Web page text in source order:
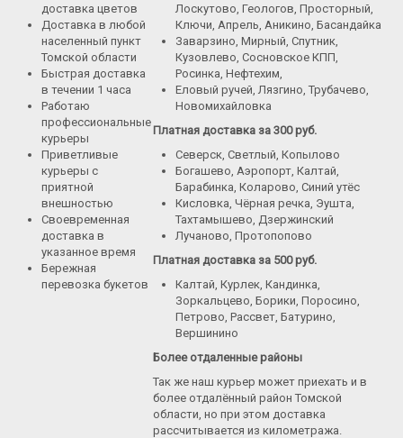
Букеты из маттиолы
Букеты из подсолнухов
Букеты из ромашек
Букеты из эустомы
Букеты с альстромерией
Букеты с гвоздикой
Летние букеты
Букеты сборные
Моно-букеты
Букеты с герберой
Букеты с тюльпанами
Букеты с хризантемой
Букеты с пионами
Букеты с орхидеей
Букеты с гортензией
доставка цветов
Доставка в любой
населенный пункт
Томской области
Быстрая доставка
в течении 1 часа
Работаю
профессиональные
курьеры
Приветливые
курьеры с
приятной
внешностью
Своевременная
доставка в
указанное время
Бережная
перевозка букетов
Лоскутово, Геологов, Просторный,
Ключи, Апрель, Аникино, Басандайка
Заварзино, Мирный, Спутник,
Кузовлево, Сосновское КПП,
Росинка, Нефтехим,
Еловый ручей, Лязгино, Трубачево,
Новомихайловка
Платная доставка за 300 руб.
Северск, Светлый, Копылово
Богашево, Аэропорт, Калтай,
Барабинка, Коларово, Синий утёс
Кисловка, Чёрная речка, Эушта,
Тахтамышево, Дзержинский
Лучаново, Протопопово
Платная доставка за 500 руб.
Калтай, Курлек, Кандинка,
Зоркальцево, Борики, Поросино,
Петрово, Рассвет, Батурино,
Вершинино
Более отдаленные районы
Так же наш курьер может приехать и в
более отдалённый район Томской
области, но при этом доставка
рассчитывается из километража.